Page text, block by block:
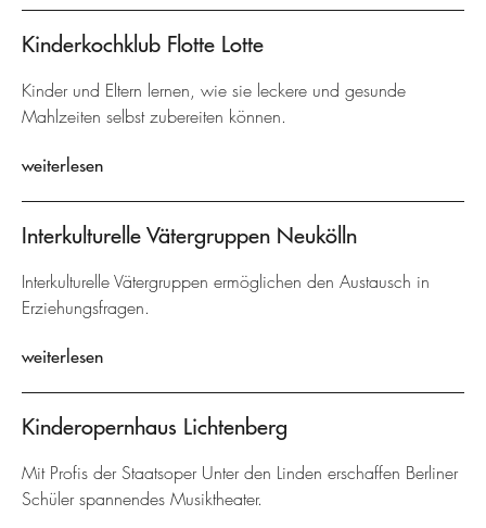
Kinderkochklub Flotte Lotte
Kinder und Eltern lernen, wie sie leckere und gesunde
Mahlzeiten selbst zubereiten können.
weiterlesen
Interkulturelle Vätergruppen Neukölln
Interkulturelle Vätergruppen ermöglichen den Austausch in
Erziehungsfragen.
weiterlesen
Kinderopernhaus Lichtenberg
Mit Profis der Staatsoper Unter den Linden erschaffen Berliner
Schüler spannendes Musiktheater.